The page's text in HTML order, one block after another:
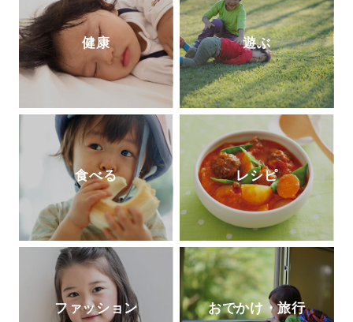
健康 遊ぶ
食べる レシピ
ファッション
おでかけ・旅行